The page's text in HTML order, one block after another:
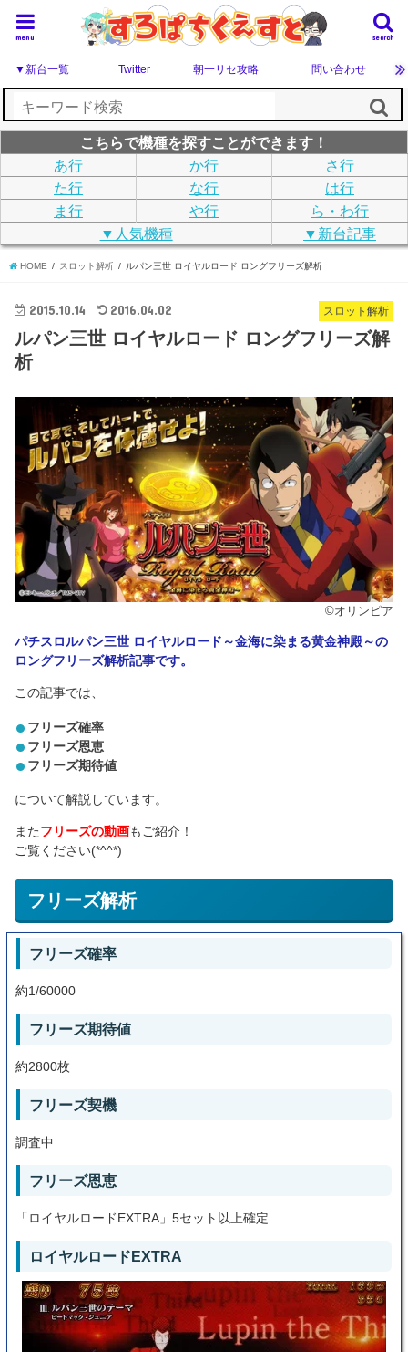
search
menu
▼新台一覧 Twitter 朝一リセ攻略 問い合わせ
こちらで機種を探すことができます！
あ行
か行
さ行
た行
な行
は行
ま行
や行
ら・わ行
▼人気機種
▼新台記事
HOME スロット解析 ルパン三世 ロイヤルロード ロングフリーズ解析
スロット解析
2015.10.14 2016.04.02
ルパン三世 ロイヤルロード ロングフリーズ解
析
©オリンピア
パチスロルパン三世 ロイヤルロード～金海に染まる黄金神殿～の
ロングフリーズ解析記事です。
この記事では、
フリーズ確率
フリーズ恩恵
フリーズ期待値
について解説しています。
またフリーズの動画もご紹介！
ご覧ください(*^^*)
フリーズ解析
フリーズ確率
約1/60000
フリーズ期待値
約2800枚
フリーズ契機
調査中
フリーズ恩恵
「ロイヤルロードEXTRA」5セット以上確定
ロイヤルロードEXTRA